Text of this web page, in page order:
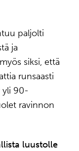
paljolti
ja
siksi, että
runsaasti
yli 90-
ravinnon
luustolle